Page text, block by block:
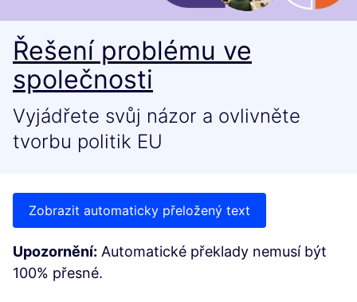
Řešení problému ve
společnosti
Vyjádřete svůj názor a ovlivněte
tvorbu politik EU
Zobrazit automaticky přeložený text
Upozornění: Automatické překlady nemusí být
100% přesné.